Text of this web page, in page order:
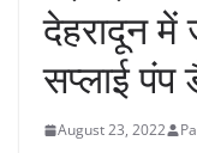
देहरादून
सप्लाई
August 23, 2022